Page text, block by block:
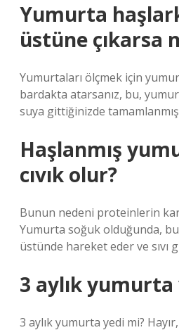
Yumurta
üstüne çıkarsa
Yumurtaları ölçmek için
bardakta atarsanız, bu,
suya gittiğinizde
Haşlanmış
cıvık olur?
Bunun nedeni proteinlerin
Yumurta soğuk olduğunda,
üstünde hareket eder ve sıvı
3 aylık
3 aylık yumurta yedi mi?